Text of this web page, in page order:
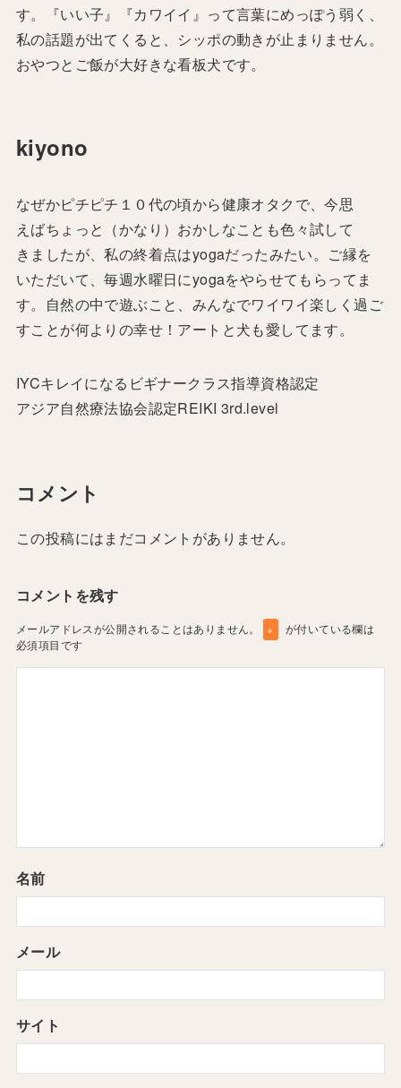
す。『いい子』『カワイイ』って言葉にめっぽう弱く、
私の話題が出てくると、シッポの動きが止まりません。
おやつとご飯が大好きな看板犬です。
kiyono
なぜかピチピチ１０代の頃から健康オタクで、今思
えばちょっと（かなり）おかしなことも色々試して
きましたが、私の終着点はyogaだったみたい。ご縁を
いただいて、毎週水曜日にyogaをやらせてもらってま
す。自然の中で遊ぶこと、みんなでワイワイ楽しく過ご
すことが何よりの幸せ！アートと犬も愛してます。
IYCキレイになるビギナークラス指導資格認定
アジア自然療法協会認定REIKI 3rd.level
コメント
この投稿にはまだコメントがありません。
コメントを残す
メールアドレスが公開されることはありません。 ※
が付いている欄は
必須項目です
名前
メール
サイト